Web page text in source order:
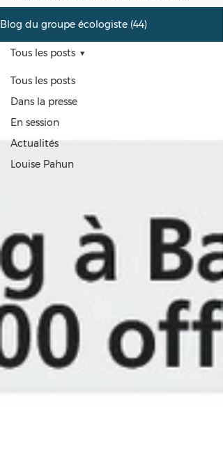
Blog du groupe écologiste (44)
Tous les posts
Dans la presse
En session
Actualités
Louise Pahun
Tous les posts